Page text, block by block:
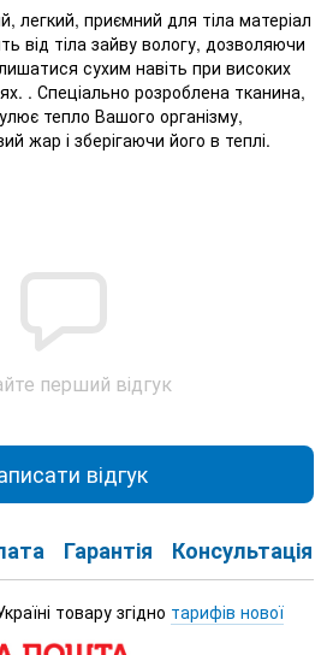
легкий, приємний для тіла матеріал
від тіла зайву вологу, дозволяючи
сухим навіть при високих
. Спеціально розроблена тканина,
тепло Вашого організму,
жар і зберігаючи його в теплі.
перший відгук
відгук
Гарантія Консультація
товару згідно тарифів нової